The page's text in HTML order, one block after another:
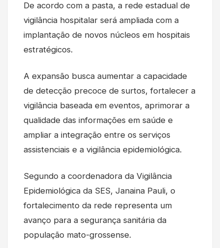
De acordo com a pasta, a rede estadual de
vigilância hospitalar será ampliada com a
implantação de novos núcleos em hospitais
estratégicos.
A expansão busca aumentar a capacidade
de detecção precoce de surtos, fortalecer a
vigilância baseada em eventos, aprimorar a
qualidade das informações em saúde e
ampliar a integração entre os serviços
assistenciais e a vigilância epidemiológica.
Segundo a coordenadora da Vigilância
Epidemiológica da SES, Janaina Pauli, o
fortalecimento da rede representa um
avanço para a segurança sanitária da
população mato-grossense.